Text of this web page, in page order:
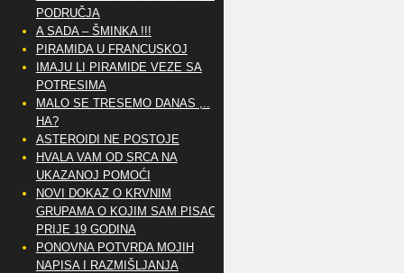
PODRUČJA
A SADA – ŠMINKA !!!
PIRAMIDA U FRANCUSKOJ
IMAJU LI PIRAMIDE VEZE SA
POTRESIMA
MALO SE TRESEMO DANAS ,..
HA?
ASTEROIDI NE POSTOJE
HVALA VAM OD SRCA NA
UKAZANOJ POMOĆI
NOVI DOKAZ O KRVNIM
GRUPAMA O KOJIM SAM PISAO
PRIJE 19 GODINA
PONOVNA POTVRDA MOJIH
NAPISA I RAZMIŠLJANJA